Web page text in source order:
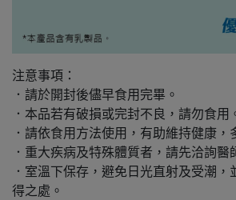
注意事項：
．請於開封後儘早食用完畢。
．本品若有破損或完封不良，請勿食用
．請依食用方法使用，有助維持健康，
．重大疾病及特殊體質者，請先洽詢醫
．室溫下保存，避免日光直射及受潮，
得之處。